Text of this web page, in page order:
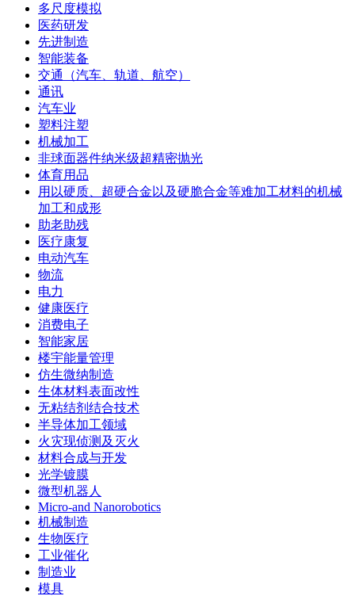
多尺度模拟
医药研发
先进制造
智能装备
交通（汽车、轨道、航空）
通讯
汽车业
塑料注塑
机械加工
非球面器件纳米级超精密抛光
体育用品
用以硬质、超硬合金以及硬脆合金等难加工材料的机械
加工和成形
助老助残
医疗康复
电动汽车
物流
电力
健康医疗
消费电子
智能家居
楼宇能量管理
仿生微纳制造
生体材料表面改性
无粘结剂结合技术
半导体加工领域
火灾现侦测及灭火
材料合成与开发
光学镀膜
微型机器人
Micro-and Nanorobotics
机械制造
生物医疗
工业催化
制造业
模具